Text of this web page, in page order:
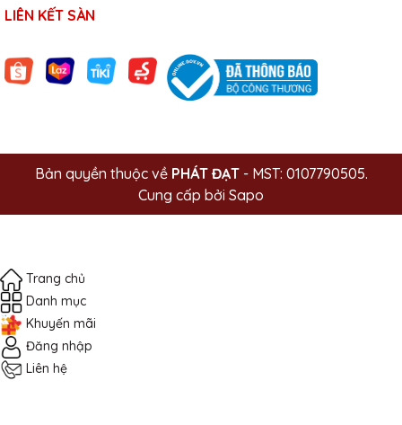
LIÊN KẾT SÀN
Bản quyền thuộc về PHÁT ĐẠT- MST: 0107790505.
Cung cấp bởi Sapo
Trang chủ
Danh mục
Khuyến mãi
Đăng nhập
Liên hệ